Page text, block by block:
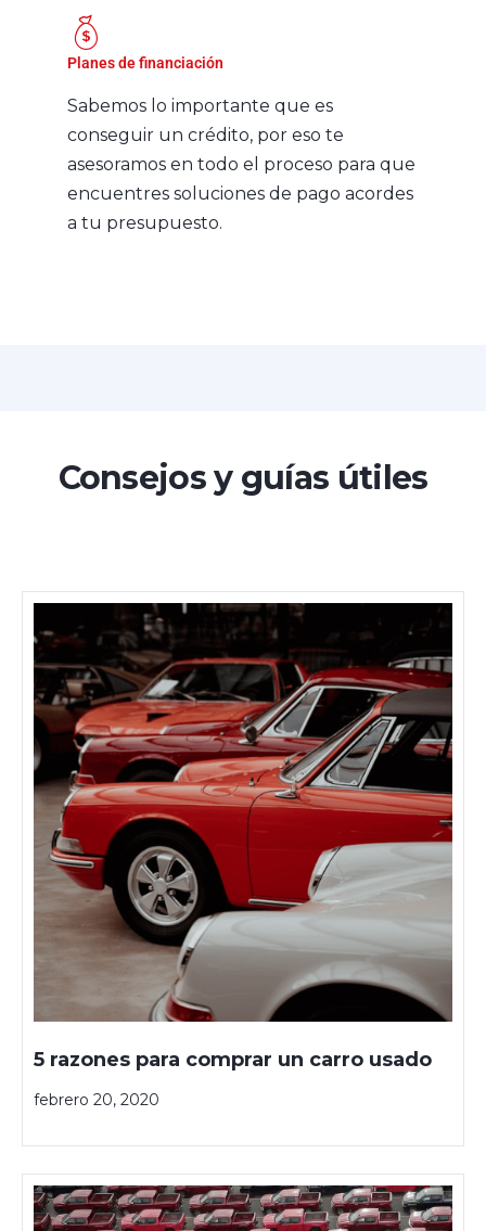
Planes de financiación
Sabemos lo importante que es
conseguir un crédito, por eso te
asesoramos en todo el proceso para que
encuentres soluciones de pago acordes
a tu presupuesto.
Consejos y guías útiles
5 razones para comprar un carro usado
febrero 20, 2020